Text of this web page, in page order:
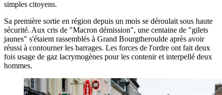
simples citoyens.
Sa première sortie en région depuis un mois se déroulait sous haute
sécurité. Aux cris de "Macron démission", une centaine de "gilets
jaunes" s'étaient rassemblés à Grand Bourgtheroulde après avoir
réussi à contourner les barrages. Les forces de l'ordre ont fait deux
fois usage de gaz lacrymogènes pour les contenir et interpellé deux
hommes.